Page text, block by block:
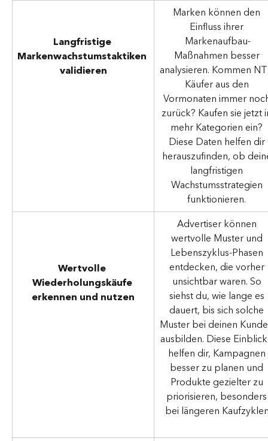
Langfristige
Markenwachstumstaktiken
validieren
Marken können den
Einfluss ihrer
Markenaufbau-
Maßnahmen besser
analysieren. Kommen
Käufer aus den
Vormonaten immer
zurück? Kaufen sie jetzt
mehr Kategorien ein?
Diese Daten helfen dir
herauszufinden, ob
langfristigen
Wachstumsstrategien
funktionieren.
Wertvolle
Wiederholungskäufe
erkennen und nutzen
Advertiser können
wertvolle Muster und
Lebenszyklus-Phasen
entdecken, die vorher
unsichtbar waren. So
siehst du, wie lange es
dauert, bis sich solche
Muster bei deinen
ausbilden. Diese
helfen dir, Kampagnen
besser zu planen und
Produkte gezielter zu
priorisieren,
bei längeren